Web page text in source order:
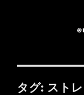
タグ: スト